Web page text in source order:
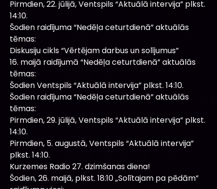
Pirmdien, 22. jūlijā, Ventspils “Aktuālā intervija” plkst.
14:10.
Šodien raidījuma “Nedēļa ceturtdienā” aktuālās
tēmas:
Diskusiju cikls “Vērtējam darbus un solījumus”
16. maijā raidījumā “Nedēļa ceturtdienā” aktuālās
tēmas:
Šodien Ventspils “Aktuālā intervija” plkst. 14:10.
Šodien raidījuma “Nedēļa ceturtdienā” aktuālās
tēmas:
Pirmdien, 29. jūlijā, Ventspils “Aktuālā intervija” plkst.
14:10.
Pirmdien, 5. augustā, Ventspils “Aktuālā intervija”
plkst. 14:10.
Kurzemes Radio 27. dzimšanas diena!
Šodien, 26. maijā, plkst. 18:10 „Solītajam pa pēdām”